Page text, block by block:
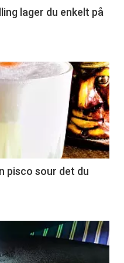
lager du enkelt på
pisco sour det du